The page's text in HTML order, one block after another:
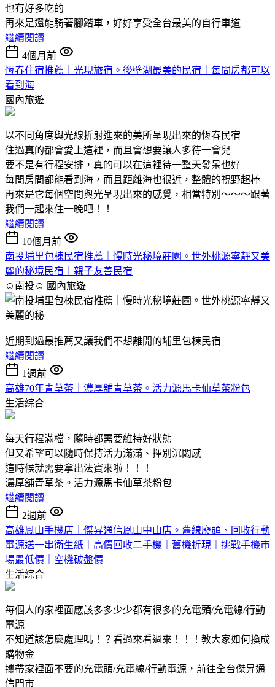
也有好多吃的
再來是還能騎著腳踏車，好好享受全台最美的自行車道
繼續閱讀
4個月前
恆春住宿推薦｜光現旅宿。後壁湖最美的民宿｜每間房都可以
看到海
國內旅遊
以不同角度與光線折射進來的美所呈現出來的恆春民宿
住過真的都會愛上這裡，而且會想要讓人多待一會兒
要不是有行程安排，真的可以在這裡待一整天發呆也好
每間房間都能看到海，而且距離海也很近，整體的視野超棒
再來是它每個空間與光呈現出來的感覺，相當特別～～～跟著
我們一起來住一晚吧！！
繼續閱讀
10個月前
南投埔里包棟民宿推薦｜慢時光秘境莊園。世外桃源寧靜又美
麗的秘境民宿｜親子友善民宿
☺南投☺ 國內旅遊
近期到過最推薦又讓我們不想離開的埔里包棟民宿
繼續閱讀
1週前
高雄70年青草茶｜濃厚舖青草茶。活力源馬卡仙草茶粉包
生活綜合
每天行程滿檔，隨時都需要維持好狀態
但又希望可以隨時保持活力滿滿、揮別沉悶感
這時候就需要拿出法寶來啦！！！
濃厚舖青草茶。活力源馬卡仙草茶粉包
繼續閱讀
2週前
高雄鳳山手機店｜傑昇通信鳳山中山店。舊線廢頭、回收行動
電源送一串衛生紙｜高價回收二手機｜舊機折現｜挑戰手機市
場最低價｜空機破盤價
生活綜合
每個人的家裡面應該多多少少都有很多的充電頭/充電線/行動
電源
不知道該怎麼處理嗎！？看過來看過來！！！教大家如何換成
購物金
攜帶家裡面不要的充電頭/充電線/行動電源，前往全台傑昇通
信門市